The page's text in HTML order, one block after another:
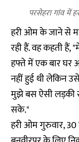
परसेहरा गांव में
हरी ओम के जाने से
रही हैं. वह कहती हैं,
हफ्ते में एक बार घर
नहीं हुई थी लेकिन
मुझे बस ऐसी लड़की
सके."
हरी ओम गुरुवार,